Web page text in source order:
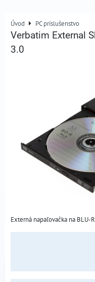
Úvod PC príslušenstvo
Verbatim External
3.0
Externá napaľovačka na BLU-